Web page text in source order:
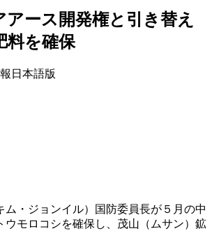
アース開発権と引き替え
料を確保
日本語版
ム・ジョンイル）国防委員長が５月の中
ウモロコシを確保し、茂山（ムサン）鉱